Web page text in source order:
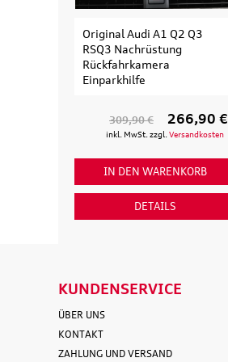
Original Audi A1 Q2 Q3
RSQ3 Nachrüstung
Rückfahrkamera
Einparkhilfe
309,90 € 266,90 €
inkl. MwSt. zzgl. Versandkosten
IN DEN WARENKORB
DETAILS
KUNDENSERVICE
ÜBER UNS
KONTAKT
ZAHLUNG UND VERSAND